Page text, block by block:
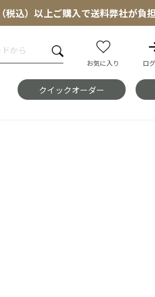
込）以上ご購入で送料弊社が負担
お気に入り ロ
クイックオーダー